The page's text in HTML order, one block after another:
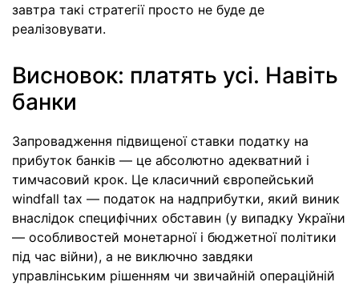
завтра такі стратегії просто не буде де
реалізовувати.
Висновок: платять усі. Навіть
банки
Запровадження підвищеної ставки податку на
прибуток банків — це абсолютно адекватний і
тимчасовий крок. Це класичний європейський
windfall tax — податок на надприбутки, який виник
внаслідок специфічних обставин (у випадку України
— особливостей монетарної і бюджетної політики
під час війни), а не виключно завдяки
управлінським рішенням чи звичайній операційній